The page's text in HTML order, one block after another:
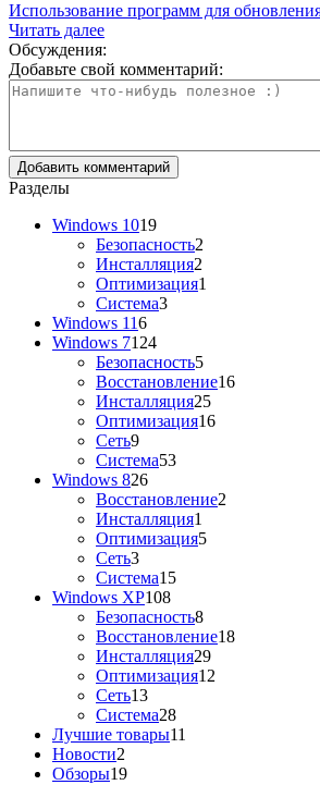
Использование программ для
Читать далее
Обсуждения:
Добавьте свой комментарий:
Разделы
Windows 1019
Безопасность2
Инсталляция2
Оптимизация1
Система3
Windows 116
Windows 7124
Безопасность5
Восстановление16
Инсталляция25
Оптимизация16
Сеть9
Система53
Windows 826
Восстановление2
Инсталляция1
Оптимизация5
Сеть3
Система15
Windows XP108
Безопасность8
Восстановление18
Инсталляция29
Оптимизация12
Сеть13
Система28
Лучшие товары11
Новости2
Обзоры19